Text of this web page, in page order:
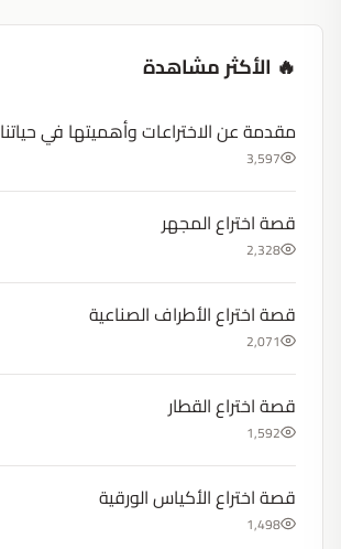
🔥 الأكثر مشاهدة
مقدمة عن الاختراعات وأهميتها في حياتنا
3,597
قصة اختراع المجهر
2,328
قصة اختراع الأطراف الصناعية
2,071
قصة اختراع القطار
1,592
قصة اختراع الأكياس الورقية
1,498